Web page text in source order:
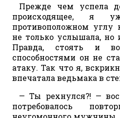
Прежде чем успела
происходящее, я
противоположном углу
не только услышала, но
Правда, стоять и
способностями он не
атаку. Так что я,
впечатала ведьмака в
— Ты рехнулся?! —
потребовалось